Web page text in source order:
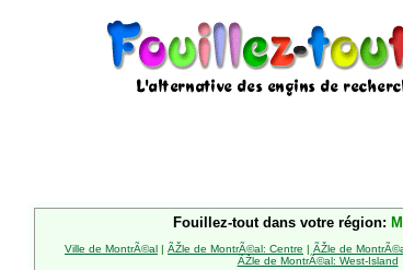
Fouillez-tout dans votre région:
Ville de MontrÃ©al | ÃŽle de MontrÃ©al: Centre | ÃŽle de
ÃŽle de MontrÃ©al: West-Island